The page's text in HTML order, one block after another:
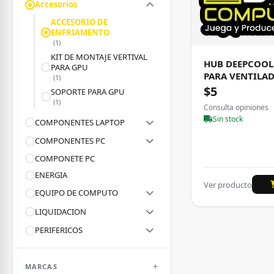
Accesorios
ACCESORIO DE
ENFRIAMENTO
(1)
KIT DE MONTAJE VERTIVAL
PARA GPU
(1)
SOPORTE PARA GPU
(1)
COMPONENTES LAPTOP
COMPONENTES PC
COMPONETE PC
ENERGIA
EQUIPO DE COMPUTO
LIQUIDACION
PERIFERICOS
MARCAS
HUB
PARA
$5
Consulta opiniones
Sin stock
Ver producto